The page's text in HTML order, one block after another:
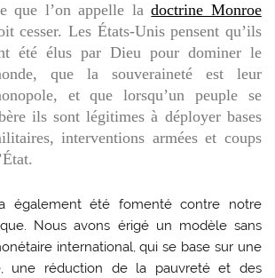
que l’on appelle ladoctrine Monroe
cesser. Les États-Unis pensent qu’ils
été élus par Dieu pour dominer le
que la souveraineté est leur
et que lorsqu’un peuple se
ils sont légitimes à déployer bases
interventions armées et coups
également été fomenté contre notre
Nous avons érigé un modèle sans
international, qui se base sur une
une réduction de la pauvreté et des